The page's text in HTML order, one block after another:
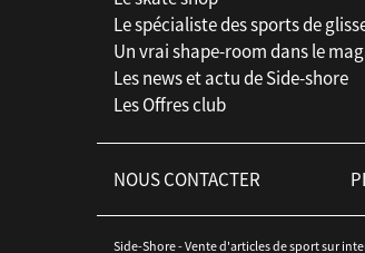
Le spécialiste des sports de
Un vrai shape-room dans le
Les news et actu de Side-shore
Les Offres club
NOUS CONTACTER
Side-Shore - Vente d'articles de sport sur